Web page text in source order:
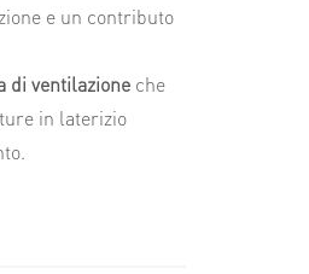
e un contributo
di ventilazione che
in laterizio